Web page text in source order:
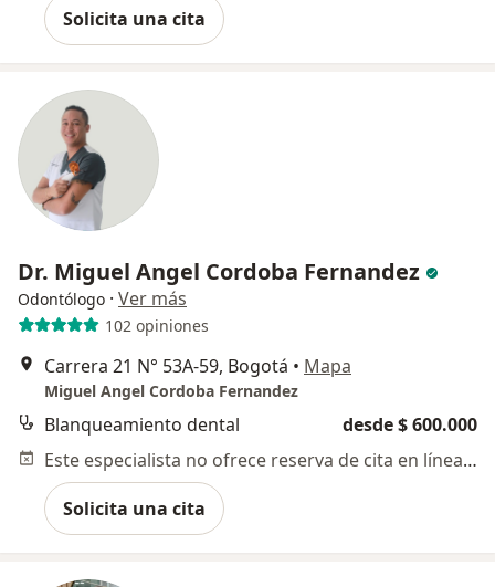
Solicita una cita
Dr. Miguel Angel Cordoba Fernandez
Odontólogo · Ver más
102 opiniones
Carrera 21 N° 53A-59, Bogotá • Mapa
Miguel Angel Cordoba Fernandez
Blanqueamiento dental
desde $ 600.000
Este especialista no ofrece reserva de cita en línea en esta dirección.
Solicita una cita